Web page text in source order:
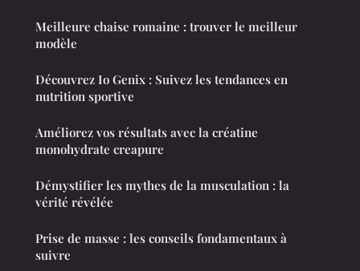
Meilleure chaise romaine : trouver le meilleur
modèle
Découvrez Io Genix : Suivez les tendances en
nutrition sportive
Améliorez vos résultats avec la créatine
monohydrate creapure
Démystifier les mythes de la musculation : la
vérité révélée
Prise de masse : les conseils fondamentaux à
suivre